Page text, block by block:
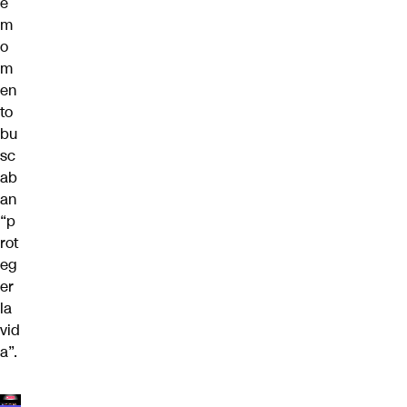
m
o
m
en
to
bu
sc
ab
an
“p
rot
eg
er
la
vid
a”.